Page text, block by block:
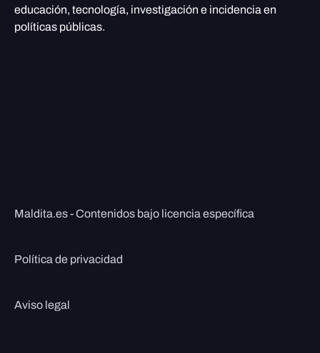
educación, tecnología, investigación e incidencia en
políticas públicas.
Maldita.es - Contenidos bajo licencia específica
Política de privacidad
Aviso legal